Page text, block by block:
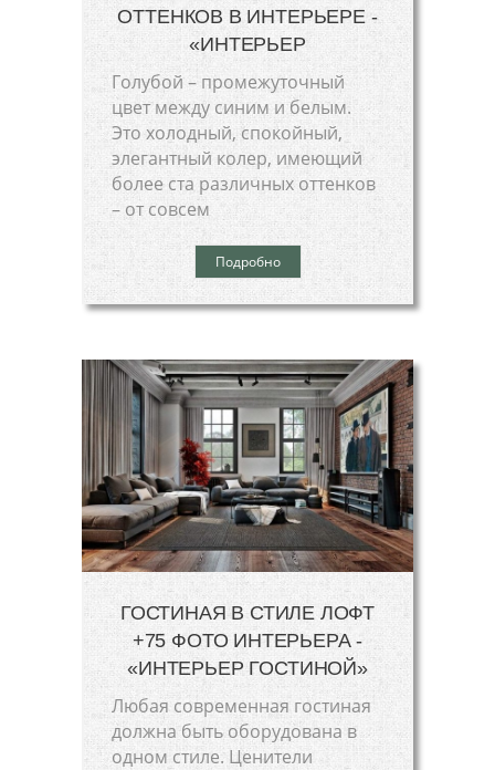
ОТТЕНКОВ В ИНТЕРЬЕРЕ -
«ИНТЕРЬЕР
Голубой – промежуточный
цвет между синим и белым.
Это холодный, спокойный,
элегантный колер, имеющий
более ста различных оттенков
– от совсем
Подробно
ГОСТИНАЯ В СТИЛЕ ЛОФТ
+75 ФОТО ИНТЕРЬЕРА -
«ИНТЕРЬЕР ГОСТИНОЙ»
Любая современная гостиная
должна быть оборудована в
одном стиле. Ценители